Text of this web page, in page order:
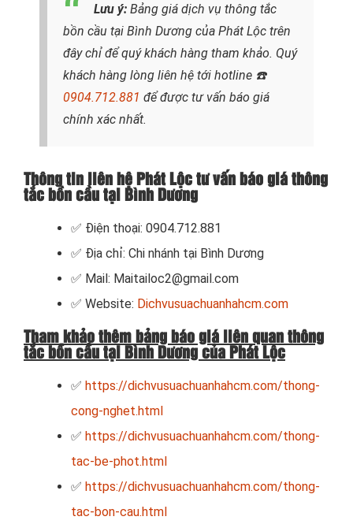
Lưu ý: Bảng giá dịch vụ thông tắc
bồn cầu tại Bình Dương của Phát Lộc trên
đây chỉ để quý khách hàng tham khảo. Quý
khách hàng lòng liên hệ tới hotline ☎️
0904.712.881 để được tư vấn báo giá
chính xác nhất.
Thông tin liên hệ Phát Lộc tư vấn báo giá thông
tắc bồn cầu tại Bình Dương
✅ Điện thoại: 0904.712.881
✅ Địa chỉ: Chi nhánh tại Bình Dương
✅ Mail: Maitailoc2@gmail.com
✅ Website: Dichvusuachuanhahcm.com
Tham khảo thêm bảng báo giá liên quan thông
tắc bồn cầu tại Bình Dương của Phát Lộc
✅ https://dichvusuachuanhahcm.com/thong-
cong-nghet.html
✅ https://dichvusuachuanhahcm.com/thong-
tac-be-phot.html
✅ https://dichvusuachuanhahcm.com/thong-
tac-bon-cau.html